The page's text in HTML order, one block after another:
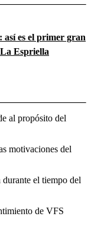
así es el primer gran
Espriella
al propósito del
motivaciones del
durante el tiempo del
de VFS